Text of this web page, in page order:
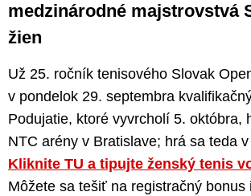
medzinárodné majstrovstvá
žien
Už 25. ročník tenisového Slovak
v pondelok 29. septembra
Podujatie, ktoré vyvrcholí 5. októbra,
NTC arény v Bratislave; hrá sa teda
Kliknite TU a tipujte ženský tenis
Môžete sa tešiť na registračný bonus